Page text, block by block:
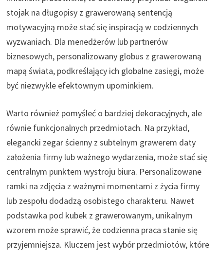
stojak na długopisy z grawerowaną sentencją
motywacyjną może stać się inspiracją w codziennych
wyzwaniach. Dla menedżerów lub partnerów
biznesowych, personalizowany globus z grawerowaną
mapą świata, podkreślający ich globalne zasięgi, może
być niezwykle efektownym upominkiem.
Warto również pomyśleć o bardziej dekoracyjnych, ale
równie funkcjonalnych przedmiotach. Na przykład,
elegancki zegar ścienny z subtelnym grawerem daty
założenia firmy lub ważnego wydarzenia, może stać się
centralnym punktem wystroju biura. Personalizowane
ramki na zdjęcia z ważnymi momentami z życia firmy
lub zespołu dodadzą osobistego charakteru. Nawet
podstawka pod kubek z grawerowanym, unikalnym
wzorem może sprawić, że codzienna praca stanie się
przyjemniejsza. Kluczem jest wybór przedmiotów, które